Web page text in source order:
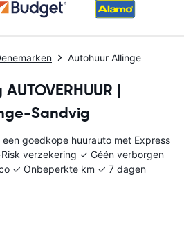
Autohuur Allinge
|
Sandvig
goedkope huurauto met Express
verzekering ✓ Géén verborgen
✓ Onbeperkte km ✓ 7 dagen